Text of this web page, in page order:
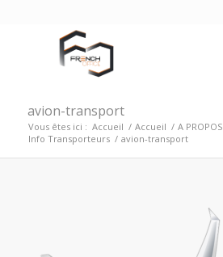
avion-transport
Vous êtes ici : Accueil / Accueil / A PROPOS
Info Transporteurs / avion-transport